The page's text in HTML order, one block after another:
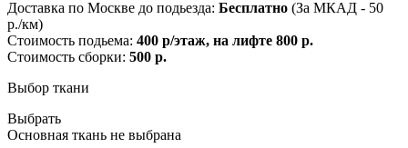
Доставка по Москве до подьезда: Бесплатно (За МКАД - 50
р./км)
Стоимость подьема: 400 р/этаж, на лифте 800 р.
Стоимость сборки: 500 р.
Выбор ткани
Выбрать
Основная ткань не выбрана